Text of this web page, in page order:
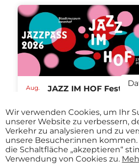
Aug.
-
Aug.
29
2026
JAZZ IM HOF
ab€ 40,00
Wir verwenden Cookies, um Ihr
unserer Website zu verbessern,
Verkehr zu analysieren und zu
unsere Besucher:innen
die Schaltfläche „akzeptieren“
Verwendung von Cookies zu.